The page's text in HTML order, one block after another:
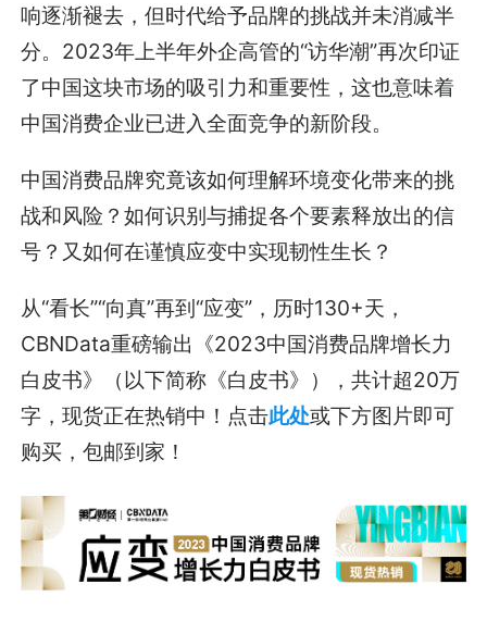
响逐渐褪去，但时代给予品牌的挑战并未消减半
分。2023年上半年外企高管的“访华潮”再次印证
了中国这块市场的吸引力和重要性，这也意味着
中国消费企业已进入全面竞争的新阶段。
中国消费品牌究竟该如何理解环境变化带来的挑
战和风险？如何识别与捕捉各个要素释放出的信
号？又如何在谨慎应变中实现韧性生长？
从“看长”“向真”再到“应变”，历时130+天，
CBNData重磅输出《2023中国消费品牌增长力
白皮书》（以下简称《白皮书》），共计超20万
字，现货正在热销中！点击此处或下方图片即可
购买，包邮到家！